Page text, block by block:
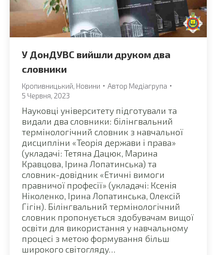
У ДонДУВС вийшли друком два
словники
Кропивницький Новини Автор Медіагрупа
5 Червня, 2023
Науковці університету підготували та
видали два словники: білінгвальний
термінологічний словник з навчальної
дисципліни «Теорія держави і права»
(укладачі: Тетяна Дацюк, Марина
Кравцова, Ірина Лопатинська) та
словник-довідник «Етичні вимоги
правничої професії» (укладачі: Ксенія
Ніколенко, Ірина Лопатинська, Олексій
Гігін). Білінгвальний термінологічний
словник пропонується здобувачам вищої
освіти для використання у навчальному
процесі з метою формування більш
широкого світогляду…